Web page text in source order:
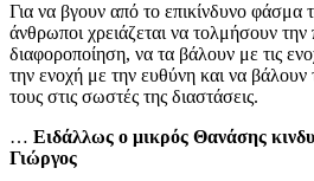
Για να βγουν από το επικίνδυνο φάσμα
άνθρωποι χρειάζεται να τολμήσουν
διαφοροποίηση, να τα βάλουν με τις
την ενοχή με την ευθύνη και να βάλουν
τους στις σωστές της διαστάσεις.
… Ειδάλλως ο μικρός Θανάσης
Γιώργος